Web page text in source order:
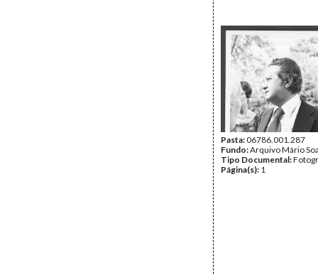
Pasta:06786.001.287
Fundo:Arquivo Mário
Tipo Documental:
Página(s): 1